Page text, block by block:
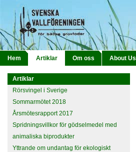
Hem Artiklar Om oss About Us
Artiklar
Rörsvingel i Sverige
Sommarmötet 2018
Årsmötesrapport 2017
Spridningsvillkor för gödselmedel med
animaliska biprodukter
Yttrande om undantag för ekologiskt